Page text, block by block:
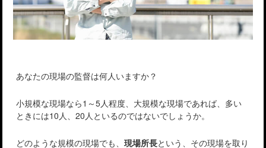
あなたの現場の監督は何人いますか？
小規模な現場なら1～5人程度、大規模な現場であれば、多い
ときには10人、20人といるのではないでしょうか。
どのような規模の現場でも、現場所長という、その現場を取り